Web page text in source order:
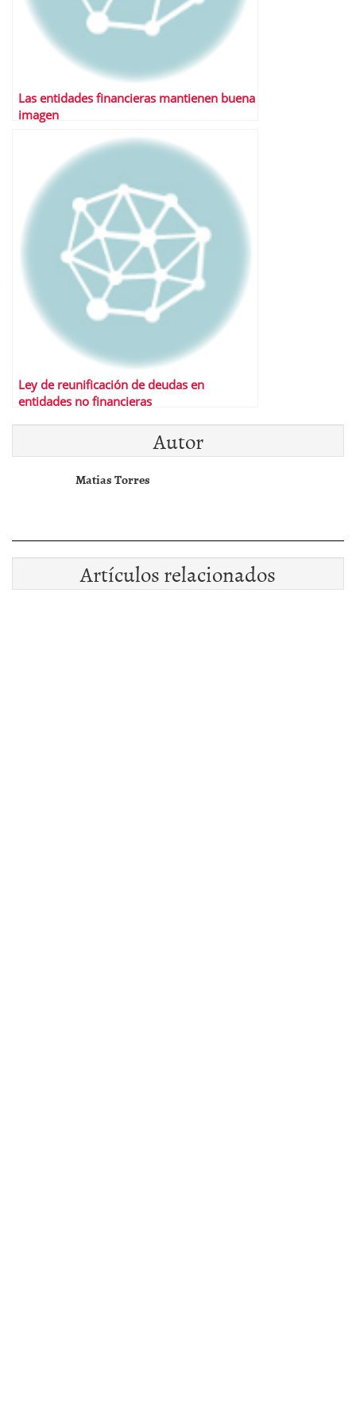
Las entidades financieras mantienen buena
imagen
Ley de reunificación de deudas en
entidades no financieras
Autor
Matias Torres
Artículos relacionados